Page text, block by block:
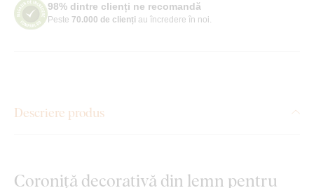
98% dintre clienți ne recomandă
Peste 70.000 de clienți au încredere în noi.
Descriere produs
Coroniță decorativă din lemn pentru